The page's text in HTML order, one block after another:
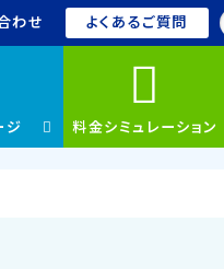
ジ 料金シミュレーション
わせ よくあるご質問